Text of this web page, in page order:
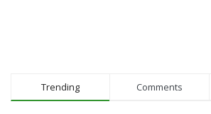
Trending Comments